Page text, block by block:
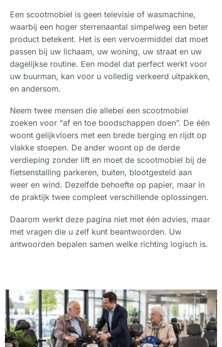
Een scootmobiel is geen televisie of wasmachine,
waarbij een hoger sterrenaantal simpelweg een beter
product betekent. Het is een vervoermiddel dat moet
passen bij uw lichaam, uw woning, uw straat en uw
dagelijkse routine. Een model dat perfect werkt voor
uw buurman, kan voor u volledig verkeerd uitpakken,
en andersom.
Neem twee mensen die allebei een scootmobiel
zoeken voor “af en toe boodschappen doen”. De één
woont gelijkvloers met een brede berging en rijdt op
vlakke stoepen. De ander woont op de derde
verdieping zonder lift en moet de scootmobiel bij de
fietsenstalling parkeren, buiten, blootgesteld aan
weer en wind. Dezelfde behoefte op papier, maar in
de praktijk twee compleet verschillende oplossingen.
Daarom werkt deze pagina niet met één advies, maar
met vragen die u zelf kunt beantwoorden. Uw
antwoorden bepalen samen welke richting logisch is.